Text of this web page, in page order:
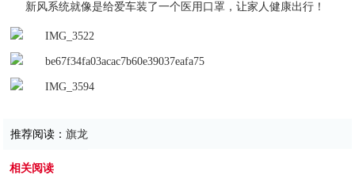
新风系统就像是给爱车装了一个医用口罩，让家人健康出行！
推荐阅读：旗龙
相关阅读